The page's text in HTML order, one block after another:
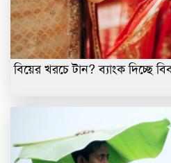
বিয়ের খরচে টান? ব্যাংক দিচ্ছে